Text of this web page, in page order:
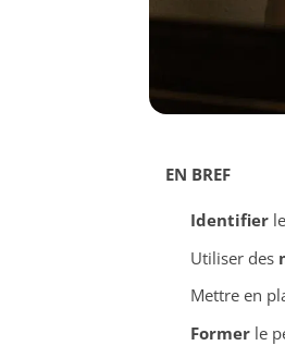
EN BREF
Identifier
Utiliser des
Mettre en
Formerle